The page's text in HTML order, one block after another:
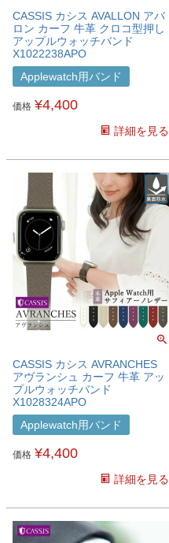
CASSIS カシス AVALLON アバ
ロン カーフ 牛革 クロコ型押し
アップルウォッチバンド
X1022238APO
Applewatch用バンド
価格 ¥4,400
詳細を見る
CASSIS カシス AVRANCHES
アヴランシュ カーフ 牛革 アッ
プルウォッチバンド
X1028324APO
Applewatch用バンド
価格 ¥4,400
詳細を見る